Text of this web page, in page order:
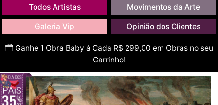
Todos Artistas Movimentos da Arte
Galeria Vip Opinião dos Clientes
Ganhe 1 Obra Baby à Cada R$ 299,00 em Obras no seu
Carrinho!